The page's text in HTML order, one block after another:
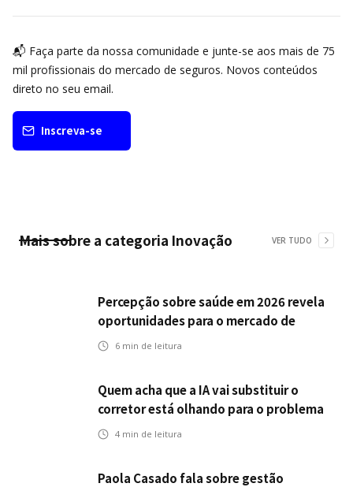
📬 Faça parte da nossa comunidade e junte-se aos mais de 75
mil profissionais do mercado de seguros. Novos conteúdos
direto no seu email.
Inscreva-se
Mais sobre a categoria Inovação VER TUDO
Percepção sobre saúde em 2026 revela
oportunidades para o mercado de
seguros ampliar cobertura e prevenção
6 min de leitura
Quem acha que a IA vai substituir o
corretor está olhando para o problema
errado
4 min de leitura
Paola Casado fala sobre gestão